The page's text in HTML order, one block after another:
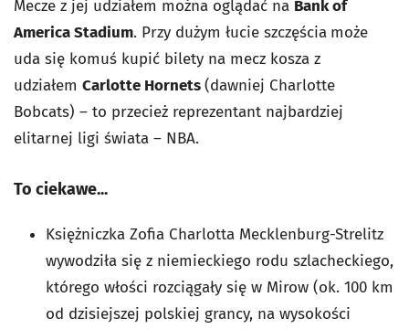
Mecze z jej udziałem można oglądać na Bank of
America Stadium. Przy dużym łucie szczęścia może
uda się komuś kupić bilety na mecz kosza z
udziałem Carlotte Hornets(dawniej Charlotte
Bobcats) – to przecież reprezentant najbardziej
elitarnej ligi świata – NBA.
To ciekawe...
Księżniczka Zofia Charlotta Mecklenburg-Strelitz
wywodziła się z niemieckiego rodu szlacheckiego,
którego włości rozciągały się w Mirow (ok. 100 km
od dzisiejszej polskiej grancy, na wysokości